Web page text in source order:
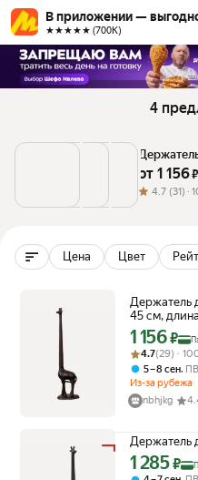
В приложении —
★★★★★ (700К)
4
от 1 156 ₽
4.7 (31) ·
Цена Цвет
Держатель
45 см,
Цена с
1 156₽
Рейтинг
Оценок: (29)
4.7(29) ·
5 – 8 сен,
Из-за рубежа
nbhjkg
Держатель
Цена с
1 285₽